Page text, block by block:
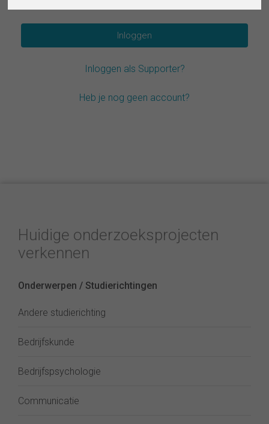
Inloggen als Supporter?
Heb je nog geen account?
Huidige onderzoeksprojecten
verkennen
Onderwerpen / Studierichtingen
Andere studierichting
Bedrijfskunde
Bedrijfspsychologie
Communicatie
Italiano